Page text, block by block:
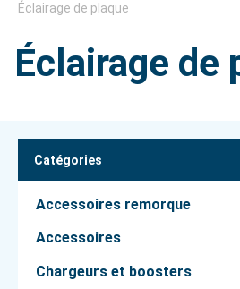
Éclairage de plaque
Éclairage de
Catégories
Accessoires remorque
Accessoires
Chargeurs et boosters